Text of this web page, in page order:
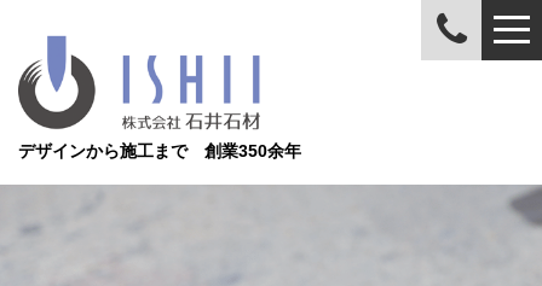
デザインから施工まで 創業350余年